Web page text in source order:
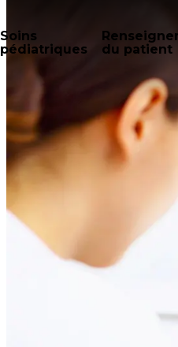
Soins
pédiatriques
du patient